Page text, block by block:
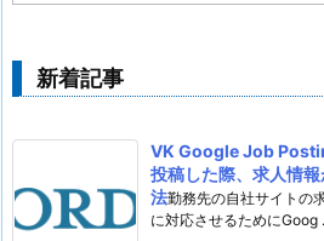
新着記事
VK Google Job
投稿した際、求人情
法勤務先の自社サイトの
に対応させるためにGoog